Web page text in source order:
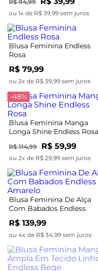
R$ 94,99
ou 1x de R$ 39,99 sem juros
Blusa Feminina Endless
Rosa
R$ 79,99
ou 2x de R$ 39,99 sem juros
-48%
Blusa Feminina Manga
Longa Shine Endless Rosa
R$ 114,99 R$ 59,99
ou 2x de R$ 29,99 sem juros
Blusa Feminina De Alça
Com Babados Endless
Amarelo
R$ 139,99
ou 4x de R$ 34,99 sem juros